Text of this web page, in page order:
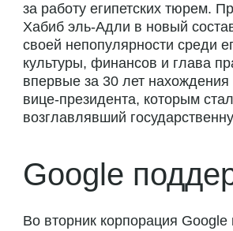
за работу египетских тюрем.
Хабиб эль-Адли в новый
своей непопулярности среди
культуры, финансов и глава
впервые за 30 лет нахождения
вице-президента, которым
возглавлявший
Google
Во вторник корпорация